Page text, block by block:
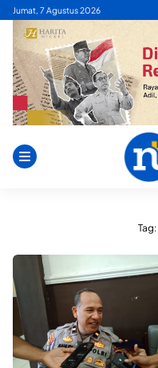
Skip
content
Jumat, 7 Agustus 2026
Tag: